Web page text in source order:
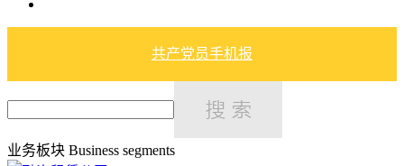
共产党员手机报
业务板块 Business segments